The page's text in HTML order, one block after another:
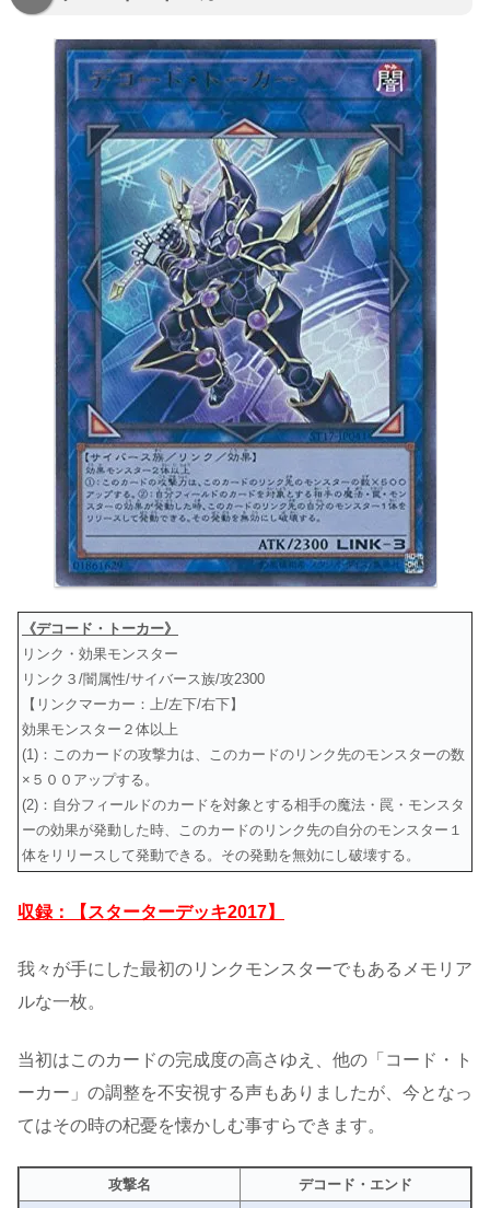
《デコード・トーカー》
リンク・効果モンスター
リンク３/闇属性/サイバース族/攻2300
【リンクマーカー：上/左下/右下】
効果モンスター２体以上
(1)：このカードの攻撃力は、このカードのリンク先のモンスターの数
×５００アップする。
(2)：自分フィールドのカードを対象とする相手の魔法・罠・モンスタ
ーの効果が発動した時、このカードのリンク先の自分のモンスター１
体をリリースして発動できる。その発動を無効にし破壊する。
収録：【スターターデッキ2017】
我々が手にした最初のリンクモンスターでもあるメモリア
ルな一枚。
当初はこのカードの完成度の高さゆえ、他の「コード・ト
ーカー」の調整を不安視する声もありましたが、今となっ
てはその時の杞憂を懐かしむ事すらできます。
攻撃名 デコード・エンド